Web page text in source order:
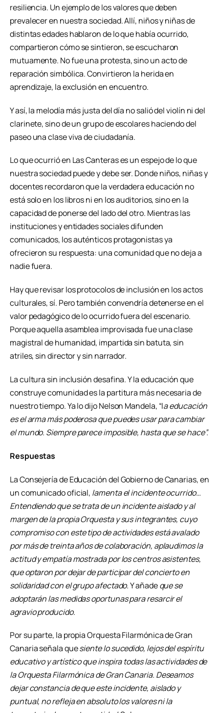
resiliencia. Un ejemplo de los valores que deben
prevalecer en nuestra sociedad. Allí, niños y niñas de
distintas edades hablaron de lo que había ocurrido,
compartieron cómo se sintieron, se escucharon
mutuamente. No fue una protesta, sino un acto de
reparación simbólica. Convirtieron la herida en
aprendizaje, la exclusión en encuentro.
Y así, la melodía más justa del día no salió del violín ni del
clarinete, sino de un grupo de escolares haciendo del
paseo una clase viva de ciudadanía.
Lo que ocurrió en Las Canteras es un espejo de lo que
nuestra sociedad puede y debe ser. Donde niños, niñas y
docentes recordaron que la verdadera educación no
está solo en los libros ni en los auditorios, sino en la
capacidad de ponerse del lado del otro. Mientras las
instituciones y entidades sociales difunden
comunicados, los auténticos protagonistas ya
ofrecieron su respuesta: una comunidad que no deja a
nadie fuera.
Hay que revisar los protocolos de inclusión en los actos
culturales, sí. Pero también convendría detenerse en el
valor pedagógico de lo ocurrido fuera del escenario.
Porque aquella asamblea improvisada fue una clase
magistral de humanidad, impartida sin batuta, sin
atriles, sin director y sin narrador.
La cultura sin inclusión desafina. Y la educación que
construye comunidad es la partitura más necesaria de
nuestro tiempo. Ya lo dijo Nelson Mandela, “la educación
es el arma más poderosa que puedes usar para cambiar
el mundo. Siempre parece imposible, hasta que se hace”.
Respuestas
La Consejería de Educación del Gobierno de Canarias, en
un comunicado oficial, lamenta el incidente ocurrido…
Entendiendo que se trata de un incidente aislado y al
margen de la propia Orquesta y sus integrantes, cuyo
compromiso con este tipo de actividades está avalado
por más de treinta años de colaboración, aplaudimos la
actitud y empatía mostrada por los centros asistentes,
que optaron por dejar de participar del concierto en
solidaridad con el grupo afectado.Y añadeque se
adoptarán las medidas oportunas para resarcir el
agravio producido.
Por su parte, la propia Orquesta Filarmónica de Gran
Canaria señala quesiente lo sucedido, lejos del espíritu
educativo y artístico que inspira todas las actividades de
la Orquesta Filarmónica de Gran Canaria. Deseamos
dejar constancia de que este incidente, aislado y
puntual, no refleja en absoluto los valores ni la